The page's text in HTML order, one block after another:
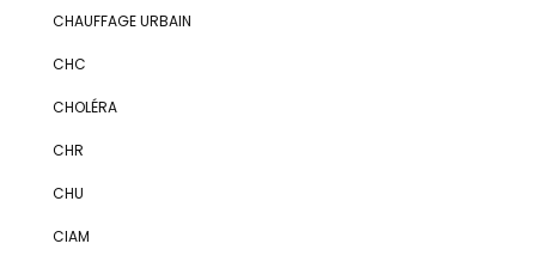
CHAUFFAGE URBAIN
CHC
CHOLÉRA
CHR
CHU
CIAM